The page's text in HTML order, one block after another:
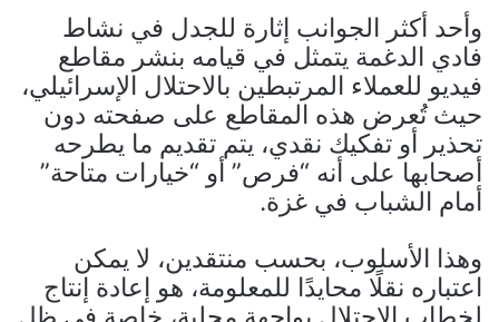
وأحد أكثر الجوانب إثارة للجدل في نشاط
فادي الدغمة يتمثل في قيامه بنشر مقاطع
فيديو للعملاء المرتبطين بالاحتلال الإسرائيلي،
حيث تُعرض هذه المقاطع على صفحته دون
تحذير أو تفكيك نقدي، يتم تقديم ما يطرحه
أصحابها على أنه “فرص” أو “خيارات متاحة”
أمام الشباب في غزة.
وهذا الأسلوب، بحسب منتقدين، لا يمكن
اعتباره نقلًا محايدًا للمعلومة، هو إعادة إنتاج